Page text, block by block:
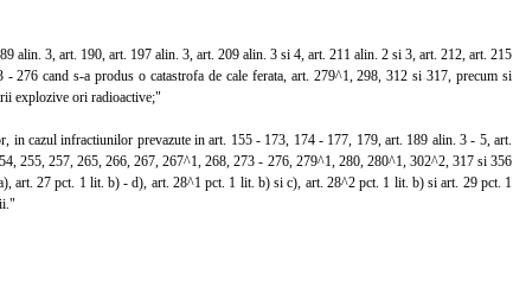
alin. 3, art. 190, art. 197 alin. 3, art. 209 alin. 3 si 4, art. 211 alin. 2 si 3, art. 212, art. 215
cand s-a produs o catastrofa de cale ferata, art. 279^1, 298, 312 si 317, precum si
explozive ori radioactive;"
in cazul infractiunilor prevazute in art. 155 - 173, 174 - 177, 179, art. 189 alin. 3 - 5, art.
255, 257, 265, 266, 267, 267^1, 268, 273 - 276, 279^1, 280, 280^1, 302^2, 317 si 356
art. 27 pct. 1 lit. b) - d), art. 28^1 pct. 1 lit. b) si c), art. 28^2 pct. 1 lit. b) si art. 29 pct. 1